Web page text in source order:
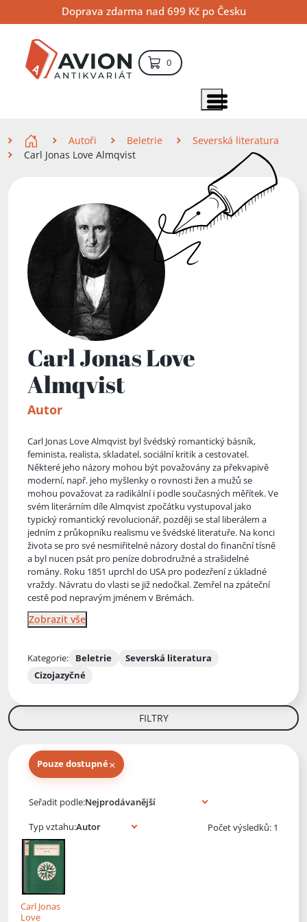
na
obsah
na
navigaci
na
vyhledávání
Doprava zdarma nad 699 Kč po Česku
0položek – košík
Zobrazit položky menu
Autoři Beletrie
Severská literatura
Carl Jonas Love Almqvist
Carl Jonas Love
Almqvist
Autor
Carl Jonas Love Almqvist byl švédský romantický básník,
feminista, realista, skladatel, sociální kritik a cestovatel.
Některé jeho názory mohou být považovány za překvapivě
moderní, např. jeho myšlenky o rovnosti žen a mužů se
mohou považovat za radikální i podle současných měřítek. Ve
svém literárním díle Almqvist zpočátku vystupoval jako
typický romantický revolucionář, později se stal liberálem a
jedním z průkopníku realismu ve švédské literatuře. Na konci
života se pro své nesmiřitelné názory dostal do finanční tísně
a byl nucen psát pro peníze dobrodružné a strašidelné
romány. Roku 1851 uprchl do USA pro podezření z úkladné
vraždy. Návratu do vlasti se již nedočkal. Zemřel na zpáteční
cestě pod nepravým jménem v Brémách.
Zobrazit vše
Kategorie: Beletrie
Severská literatura
Cizojazyčné
FILTRY
Pouze dostupné×
Seřadit podle:
Typ vztahu:
Počet výsledků: 1
Carl Jonas
Love